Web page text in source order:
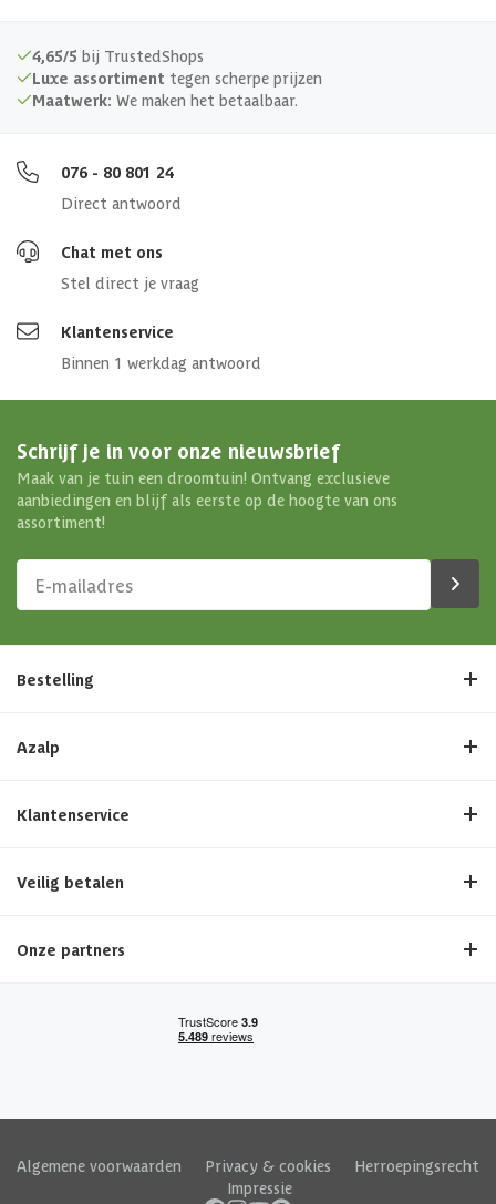
4,65/5 bij TrustedShops
Luxe assortiment tegen scherpe prijzen
Maatwerk: We maken het betaalbaar.
076 - 80 801 24
Direct antwoord
Chat met ons
Stel direct je vraag
Klantenservice
Binnen 1 werkdag antwoord
Schrijf je in voor onze nieuwsbrief
Maak van je tuin een droomtuin! Ontvang exclusieve
aanbiedingen en blijf als eerste op de hoogte van ons
assortiment!
Bestelling
Azalp
Klantenservice
Veilig betalen
Onze partners
Algemene voorwaarden Privacy & cookies
Herroepingsrecht
Impressie